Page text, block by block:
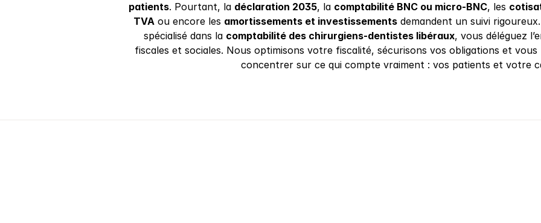
patients. Pourtant, la déclaration 2035, la comptabilité BNC ou micro-BNC, les
TVA ou encore les amortissements et investissements demandent un suivi
spécialisé dans la comptabilité des chirurgiens-dentistes libéraux, vous déléguez
fiscales et sociales. Nous optimisons votre fiscalité, sécurisons vos obligations et
concentrer sur ce qui compte vraiment : vos patients et votre